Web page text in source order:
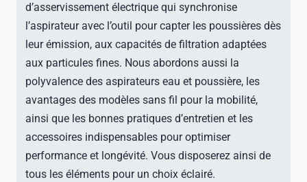
d’asservissement électrique qui synchronise
l’aspirateur avec l’outil pour capter les poussières dès
leur émission, aux capacités de filtration adaptées
aux particules fines. Nous abordons aussi la
polyvalence des aspirateurs eau et poussière, les
avantages des modèles sans fil pour la mobilité,
ainsi que les bonnes pratiques d’entretien et les
accessoires indispensables pour optimiser
performance et longévité. Vous disposerez ainsi de
tous les éléments pour un choix éclairé.